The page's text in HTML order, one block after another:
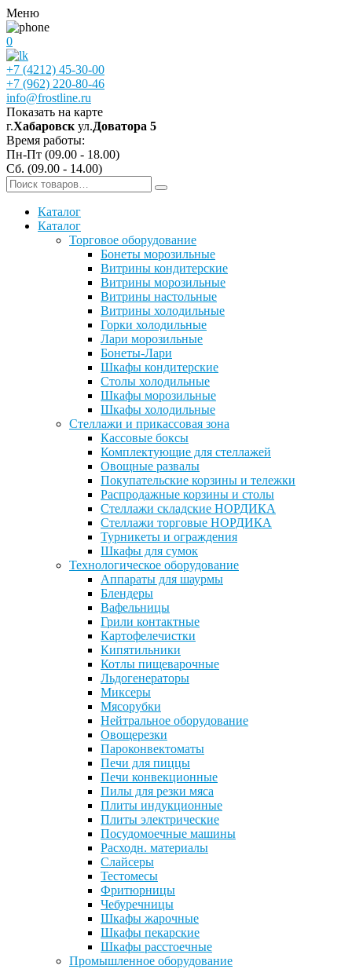
Меню
0
+7 (4212) 45-30-00
+7 (962) 220-80-46
info@frostline.ru
Показать на карте
г.Хабаровск ул.Доватора 5
Время работы:
Пн-Пт (09.00 - 18.00)
Сб. (09.00 - 14.00)
Каталог
Каталог
Торговое оборудование
Бонеты морозильные
Витрины кондитерские
Витрины морозильные
Витрины настольные
Витрины холодильные
Горки холодильные
Лари морозильные
Бонеты-Лари
Шкафы кондитерские
Столы холодильные
Шкафы морозильные
Шкафы холодильные
Стеллажи и прикассовая зона
Кассовые боксы
Комплектующие для стеллажей
Овощные развалы
Покупательские корзины и тележки
Распродажные корзины и столы
Стеллажи складские НОРДИКА
Стеллажи торговые НОРДИКА
Турникеты и ограждения
Шкафы для сумок
Технологическое оборудование
Аппараты для шаурмы
Блендеры
Вафельницы
Грили контактные
Картофелечистки
Кипятильники
Котлы пищеварочные
Льдогенераторы
Миксеры
Мясорубки
Нейтральное оборудование
Овощерезки
Пароконвектоматы
Печи для пиццы
Печи конвекционные
Пилы для резки мяса
Плиты индукционные
Плиты электрические
Посудомоечные машины
Расходн. материалы
Слайсеры
Тестомесы
Фритюрницы
Чебуречницы
Шкафы жарочные
Шкафы пекарские
Шкафы расстоечные
Промышленное оборудование